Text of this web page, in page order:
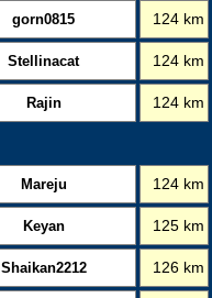
gorn0815 124 km
Stellinacat 124 km
Rajin 124 km
Mareju 124 km
Keyan 125 km
Shaikan2212 126 km